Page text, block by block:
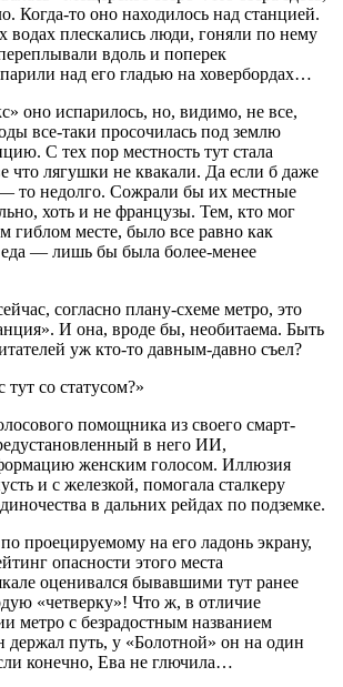
Когда-то оно находилось над станцией.
водах плескались люди, гоняли по нему
вдоль и поперек
над его гладью на ховербордах…
оно испарилось, но, видимо, не все,
все-таки просочилась под землю
С тех пор местность тут стала
что лягушки не квакали. Да если б даже
то недолго. Сожрали бы их местные
хоть и не французы. Тем, кто мог
гиблом месте, было все равно как
еда — лишь бы была более-менее
согласно плану-схеме метро, это
И она, вроде бы, необитаема. Быть
уж кто-то давным-давно съел?
со статусом?»
помощника из своего смарт-
в него ИИ,
женским голосом. Иллюзия
и с железкой, помогала сталкеру
в дальних рейдах по подземке.
проецируемому на его ладонь экрану,
опасности этого места
оценивался бывавшими тут ранее
«четверку»! Что ж, в отличие
метро с безрадостным названием
держал путь, у «Болотной» он на один
конечно, Ева не глючила…